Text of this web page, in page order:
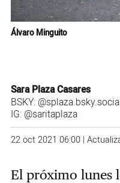
Álvaro Minguito
Sara Plaza Casares
BSKY:
IG: @saritaplaza
22 oct 2021 06:00 |
El próximo lunes